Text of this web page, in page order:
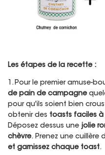
Les étapes de la recette :
1. Pour le premier amuse-
de pain de campagne
pour qu'ils soient bien
obtenir des toasts faciles à
Déposez dessus une jolie
chèvre. Prenez une cuillère
et garnissez chaque toast.